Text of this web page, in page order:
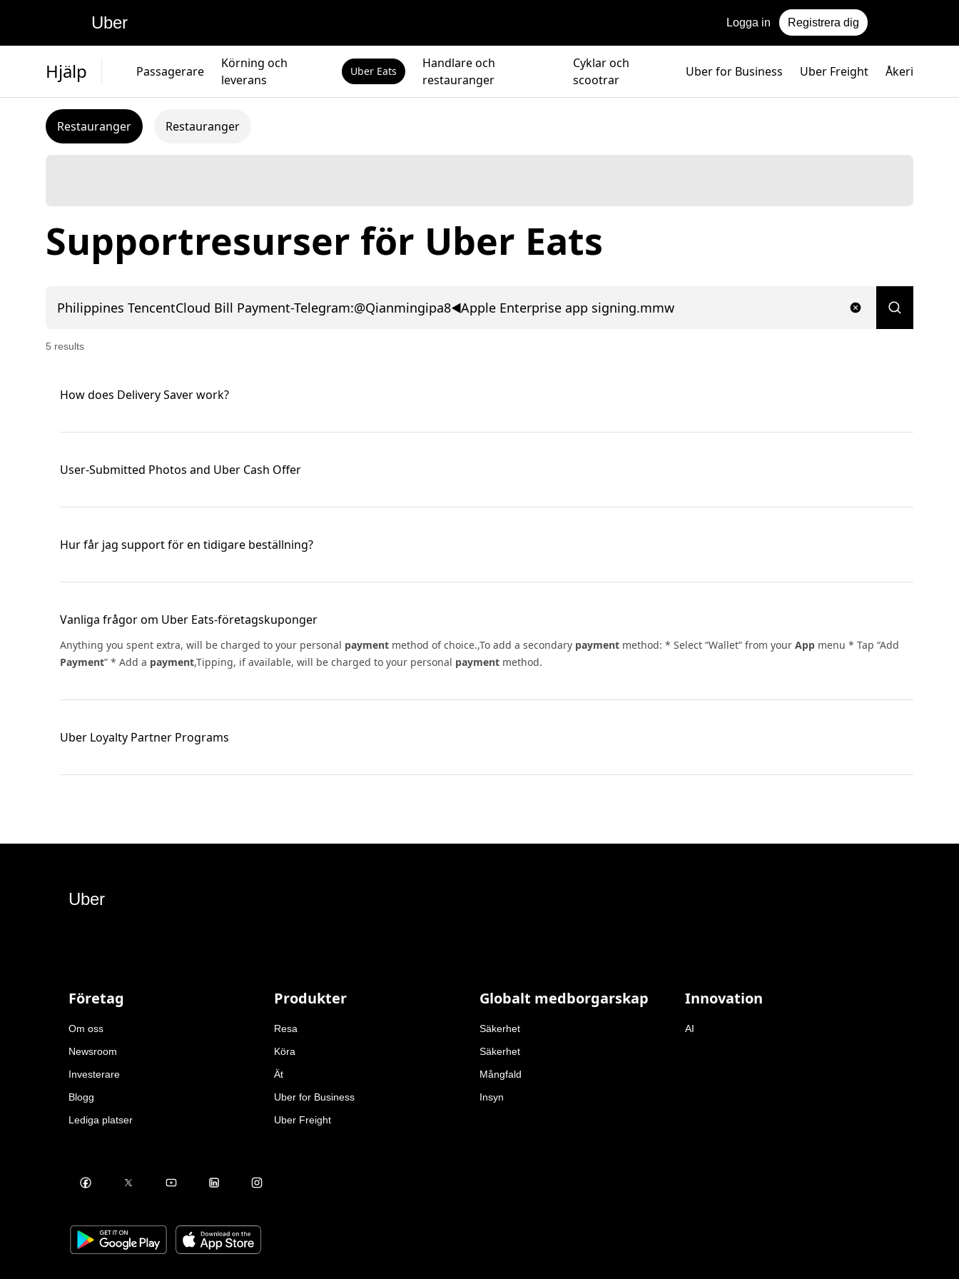
Uber Logga in Registrera dig
Hjälp Passagerare
Körning och
leverans
Uber Eats
Handlare och
restauranger
Cyklar och
scootrar
Uber for Business Uber Freight Åkeri
Restauranger Restauranger
Supportresurser för Uber Eats
5 results
How does Delivery Saver work?
User-Submitted Photos and Uber Cash Offer
Hur får jag support för en tidigare beställning?
Vanliga frågor om Uber Eats-företagskuponger
Anything you spent extra, will be charged to your personal payment method of choice.,To add a secondary payment method: * Select “Wallet” from your App menu * Tap “Add
Payment” * Add a payment,Tipping, if available, will be charged to your personal payment method.
Uber Loyalty Partner Programs
Uber
Företag
Om oss
Newsroom
Investerare
Blogg
Lediga platser
Produkter
Resa
Köra
Ät
Uber for Business
Uber Freight
Globalt medborgarskap
Säkerhet
Säkerhet
Mångfald
Insyn
Innovation
AI